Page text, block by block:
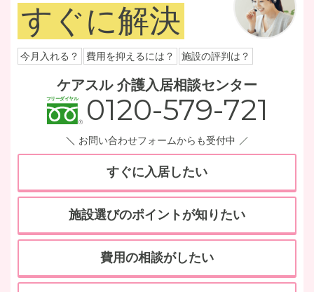
すぐに解決
今月入れる？ 費用を抑えるには？ 施設の評判は？
ケアスル 介護入居相談センター
0120-579-721
お問い合わせフォームからも受付中
すぐに入居したい
施設選びのポイントが知りたい
費用の相談がしたい